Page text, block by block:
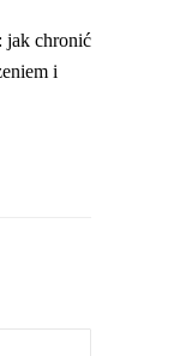
jak chronić
i